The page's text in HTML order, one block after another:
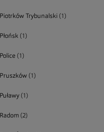
Piotrków Trybunalski (1)
Płońsk(1)
Police (1)
Pruszków (1)
Puławy(1)
Radom(2)